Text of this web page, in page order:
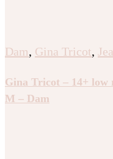
Dam, Gina Tricot,
Gina Tricot – 14+ low
M – Dam